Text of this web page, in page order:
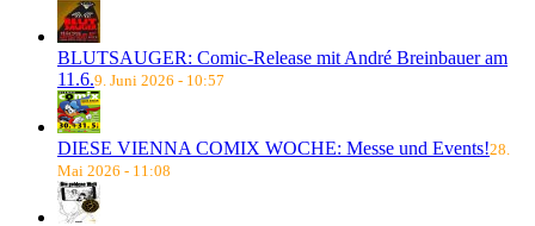
BLUTSAUGER: Comic-Release mit André Breinbauer am
11.6.9. Juni 2026 - 10:57
DIESE VIENNA COMIX WOCHE: Messe und Events!28.
Mai 2026 - 11:08